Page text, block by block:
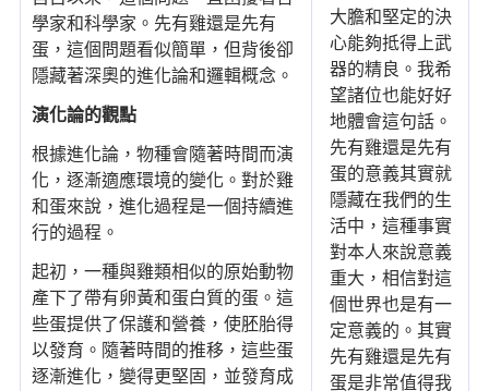
學家和科學家。先有雞還是先有
蛋，這個問題看似簡單，但背後卻
隱藏著深奧的進化論和邏輯概念。
演化論的觀點
根據進化論，物種會隨著時間而演
化，逐漸適應環境的變化。對於雞
和蛋來說，進化過程是一個持續進
行的過程。
起初，一種與雞類相似的原始動物
產下了帶有卵黃和蛋白質的蛋。這
些蛋提供了保護和營養，使胚胎得
以發育。隨著時間的推移，這些蛋
逐漸進化，變得更堅固，並發育成
大膽和堅定的決
心能夠抵得上武
器的精良。我希
望諸位也能好好
地體會這句話。
先有雞還是先有
蛋的意義其實就
隱藏在我們的生
活中，這種事實
對本人來說意義
重大，相信對這
個世界也是有一
定意義的。其實
先有雞還是先有
蛋是非常值得我